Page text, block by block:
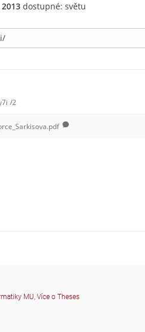
dostupné: světu
/2
MU, Více o Theses